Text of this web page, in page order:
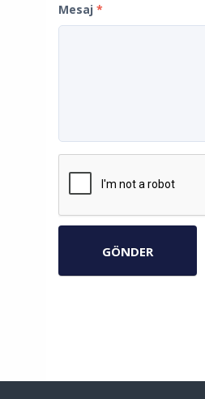
Mesaj *